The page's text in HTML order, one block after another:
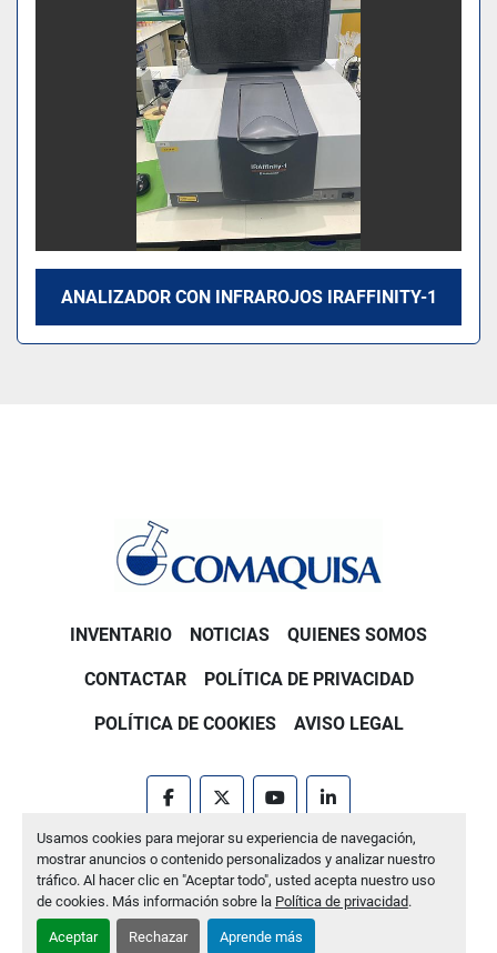
Usamos cookies para mejorar su experiencia de navegación,
mostrar anuncios o contenido personalizados y analizar nuestro
tráfico. Al hacer clic en "Aceptar todo", usted acepta nuestro uso
de cookies. Más información sobre la Política de privacidad.
Aceptar Rechazar Aprende más
ANALIZADOR CON INFRAROJOS IRAFFINITY-1
INVENTARIO NOTICIAS QUIENES SOMOS
CONTACTAR POLÍTICA DE PRIVACIDAD
POLÍTICA DE COOKIES AVISO LEGAL
facebooktwitter youtubelinkedin
Machinio Systemsitio web deMachinio
Administrar cookies